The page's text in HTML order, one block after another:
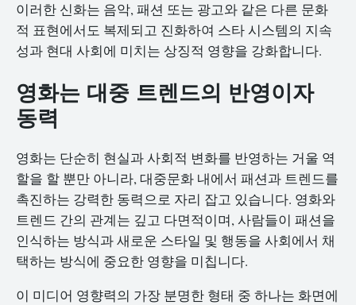
이러한 신화는 음악, 패션 또는 광고와 같은 다른 문화
적 표현에서도 복제되고 진화하여 스타 시스템의 지속
성과 현대 사회에 미치는 상징적 영향을 강화합니다.
영화는 대중 트렌드의 반영이자
동력
영화는 단순히 현실과 사회적 변화를 반영하는 거울 역
할을 할 뿐만 아니라, 대중문화 내에서 패션과 트렌드를
촉진하는 강력한 동력으로 자리 잡고 있습니다. 영화와
트렌드 간의 관계는 깊고 다면적이며, 사람들이 패션을
인식하는 방식과 새로운 스타일 및 행동을 사회에서 채
택하는 방식에 중요한 영향을 미칩니다.
이 미디어 영향력의 가장 분명한 형태 중 하나는 화면에